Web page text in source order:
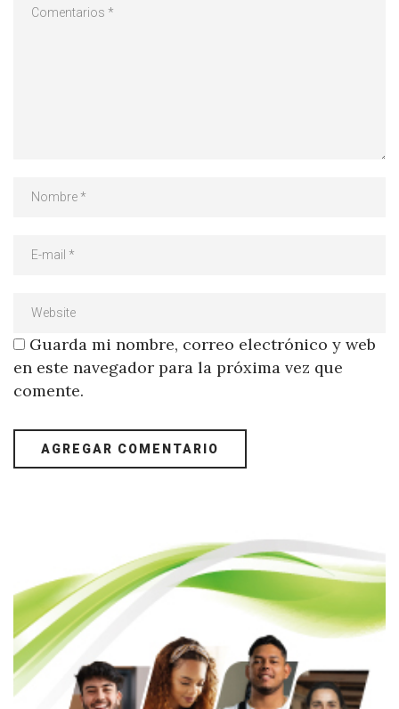
Guarda mi nombre, correo electrónico y web
en este navegador para la próxima vez que
comente.